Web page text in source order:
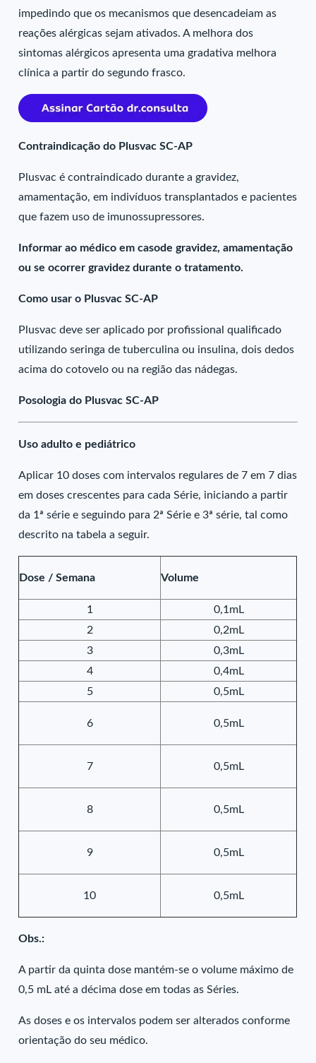
impedindo que os mecanismos que desencadeiam as
reações alérgicas sejam ativados. A melhora dos
sintomas alérgicos apresenta uma gradativa melhora
clínica a partir do segundo frasco.
Contraindicação do Plusvac SC-AP
Plusvac é contraindicado durante a gravidez,
amamentação, em indivíduos transplantados e pacientes
que fazem uso de imunossupressores.
Informar ao médico em casode gravidez, amamentação
ou se ocorrer gravidez durante o tratamento.
Como usar o Plusvac SC-AP
Plusvac deve ser aplicado por profissional qualificado
utilizando seringa de tuberculina ou insulina, dois dedos
acima do cotovelo ou na região das nádegas.
Posologia do Plusvac SC-AP
Uso adulto e pediátrico
Aplicar 10 doses com intervalos regulares de 7 em 7 dias
em doses crescentes para cada Série, iniciando a partir
da 1ª série e seguindo para 2ª Série e 3ª série, tal como
descrito na tabela a seguir.
Dose / Semana Volume
1
0,1mL
2
0,2mL
3
0,3mL
4
0,4mL
5
0,5mL
6 0,5mL
7 0,5mL
8 0,5mL
9 0,5mL
10 0,5mL
Obs.:
A partir da quinta dose mantém-se o volume máximo de
0,5 mL até a décima dose em todas as Séries.
As doses e os intervalos podem ser alterados conforme
orientação do seu médico.